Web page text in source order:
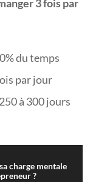
3 fois par
du temps
par jour
à 300 jours
charge mentale
?